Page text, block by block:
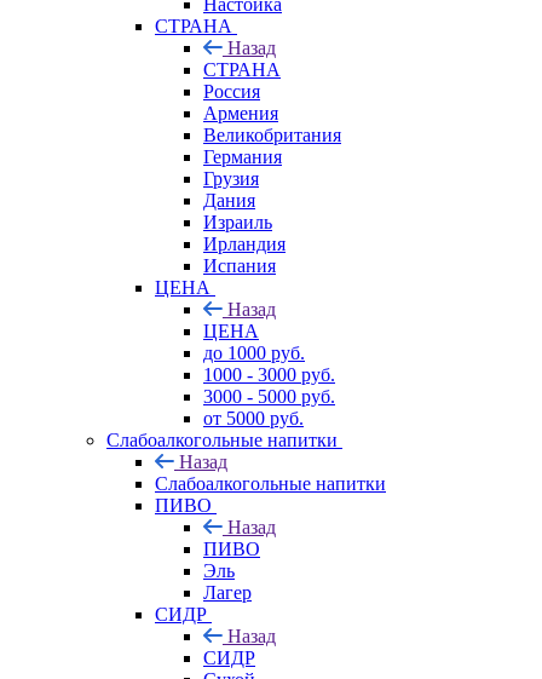
Настойка
СТРАНА
Назад
СТРАНА
Россия
Армения
Великобритания
Германия
Грузия
Дания
Израиль
Ирландия
Испания
ЦЕНА
Назад
ЦЕНА
до 1000 руб.
1000 - 3000 руб.
3000 - 5000 руб.
от 5000 руб.
Слабоалкогольные напитки
Назад
Слабоалкогольные напитки
ПИВО
Назад
ПИВО
Эль
Лагер
СИДР
Назад
СИДР